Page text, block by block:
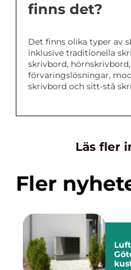
finns det?
Det finns olika typer av
inklusive traditionella
skrivbord,
förvaringslösningar,
skrivbord och sitt-stå
Läs fler
Fler